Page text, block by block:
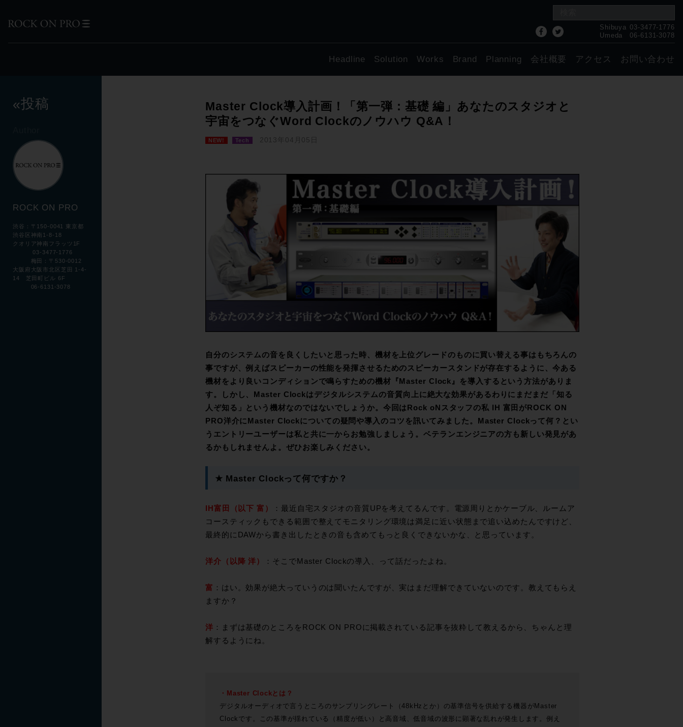
Shibuya 03-3477-1776
Umeda
06-6131-3078
Headline Solution Works Brand Planning 会社概要 アクセス お問い合わせ
«投稿
ROCK ON PRO
渋谷：〒150-0041 東京都
渋谷区神南1-8-18
クオリア神南フラッツ1F
03-3477-1776
梅田：〒530-0012
大阪府大阪市北区芝田 1-4-
14 芝田町ビル 6F
06-6131-3078
Master Clock導入計画！「第一弾：基礎 編」あなたのスタジオと
宇宙をつなぐWord Clockのノウハウ Q&A！
NEW! Tech 2013年04月05日
自分のシステムの音を良くしたいと思った時、機材を上位グレードのものに買い替える事はもちろんの
事ですが、例えばスピーカーの性能を発揮させるためのスピーカースタンドが存在するように、今ある
機材をより良いコンディションで鳴らすための機材『Master Clock』を導入するという方法がありま
す。しかし、Master Clockはデジタルシステムの音質向上に絶大な効果があるわりにまだまだ「知る
人ぞ知る」という機材なのではないでしょうか。今回はRock oNスタッフの私 IH 富田がROCK ON
PRO洋介にMaster Clockについての疑問や導入のコツを訊いてみました。Master Clockって何？とい
うエントリーユーザーは私と共に一からお勉強しましょう。ベテランエンジニアの方も新しい発見があ
るかもしれませんよ。ぜひお楽しみください。
★ Master Clockって何ですか？
IH富田（以下 富）
：最近自宅スタジオの音質UPを考えてるんです。電源周りとかケーブル、ルームア
コースティックもできる範囲で整えてモニタリング環境は満足に近い状態まで追い込めたんですけど、
最終的にDAWから書き出したときの音も含めてもっと良くできないかな、と思っています。
洋介（以降 洋） ：そこでMaster Clockの導入、って話だったよね。
富 ：はい。効果が絶大っていうのは聞いたんですが、実はまだ理解できていないのです。教えてもらえ
ますか？
洋 ：まずは基礎のところをROCK ON PROに掲載されている記事を抜粋して教えるから、ちゃんと理
解するようにね。
・Master Clockとは？
デジタルオーディオで言うところのサンプリングレート（48kHzとか）の基準信号を供給する機器がMaster
Clockです。この基準が揺れている（精度が低い）と高音域、低音域の波形に顕著な乱れが発生します。例え